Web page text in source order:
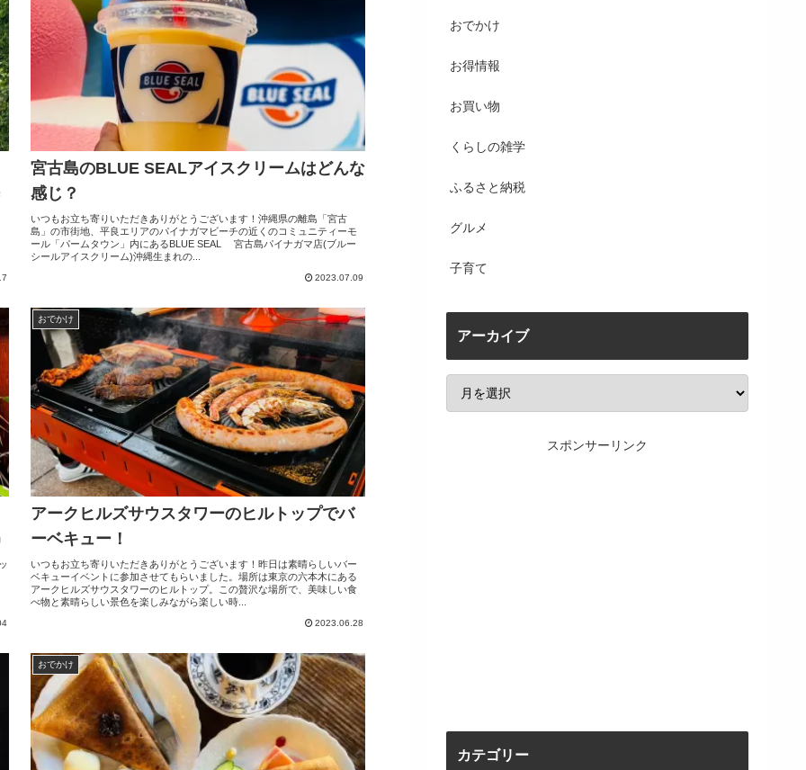
宮古島のBLUE SEALアイスクリームはどんな
感じ？
いつもお立ち寄りいただきありがとうございます！沖縄県の離島「宮古
島」の市街地、平良エリアのパイナガマビーチの近くのコミュニティーモ
ール「パームタウン」内にあるBLUE SEAL 宮古島パイナガマ店(ブルー
シールアイスクリーム)沖縄生まれの...
2023.07.09
おでかけ
アークヒルズサウスタワーのヒルトップでバ
ーベキュー！
いつもお立ち寄りいただきありがとうございます！昨日は素晴らしいバー
ベキューイベントに参加させてもらいました。場所は東京の六本木にある
アークヒルズサウスタワーのヒルトップ。この贅沢な場所で、美味しい食
べ物と素晴らしい景色を楽しみながら楽しい時...
2023.06.28
おでかけ
おでかけ
お得情報
お買い物
くらしの雑学
ふるさと納税
グルメ
子育て
アーカイブ
スポンサーリンク
カテゴリー